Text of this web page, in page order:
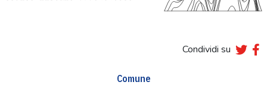
Condividi su
Comune